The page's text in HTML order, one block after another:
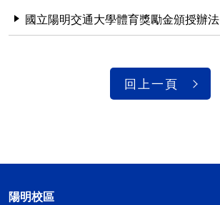
國立陽明交通大學體育獎勵金頒授辦法
回上一頁
陽明校區